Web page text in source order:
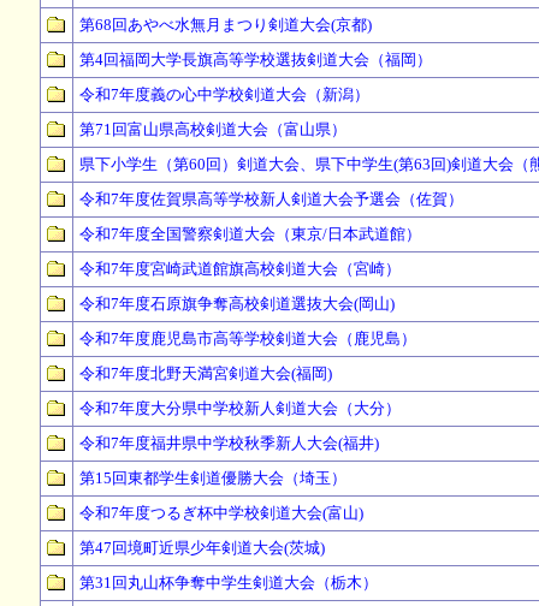
第68回あやべ水無月まつり剣道大会(京都)
第4回福岡大学長旗高等学校選抜剣道大会（福岡）
令和7年度義の心中学校剣道大会（新潟）
第71回富山県高校剣道大会（富山県）
県下小学生（第60回）剣道大会、県下中学生(第63回)剣道大会（
令和7年度佐賀県高等学校新人剣道大会予選会（佐賀）
令和7年度全国警察剣道大会（東京/日本武道館）
令和7年度宮崎武道館旗高校剣道大会（宮崎）
令和7年度石原旗争奪高校剣道選抜大会(岡山)
令和7年度鹿児島市高等学校剣道大会（鹿児島）
令和7年度北野天満宮剣道大会(福岡)
令和7年度大分県中学校新人剣道大会（大分）
令和7年度福井県中学校秋季新人大会(福井)
第15回東都学生剣道優勝大会（埼玉）
令和7年度つるぎ杯中学校剣道大会(富山)
第47回境町近県少年剣道大会(茨城)
第31回丸山杯争奪中学生剣道大会（栃木）